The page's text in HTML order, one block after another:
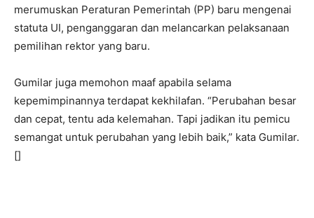
merumuskan Peraturan Pemerintah (PP) baru mengenai
statuta UI, penganggaran dan melancarkan pelaksanaan
pemilihan rektor yang baru.
Gumilar juga memohon maaf apabila selama
kepemimpinannya terdapat kekhilafan. “Perubahan besar
dan cepat, tentu ada kelemahan. Tapi jadikan itu pemicu
semangat untuk perubahan yang lebih baik,” kata Gumilar.
[]